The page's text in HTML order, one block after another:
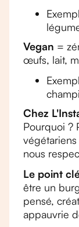
Vegan =
œufs, lait,
Chez
Pourquoi ?
nous
Le point
être un
pensé,
appauvrie